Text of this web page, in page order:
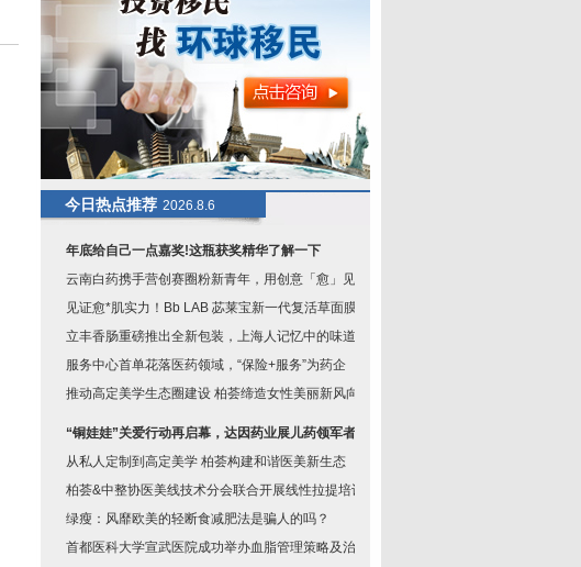
今日热点推荐 2026.8.6
年底给自己一点嘉奖!这瓶获奖精华了解一下
云南白药携手营创赛圈粉新青年，用创意「愈」见未
见证愈*肌实力！Bb LAB 苾莱宝新一代复活草面膜焕
立丰香肠重磅推出全新包装，上海人记忆中的味道又
服务中心首单花落医药领域，“保险+服务”为药企
推动高定美学生态圈建设 柏荟缔造女性美丽新风向
“铜娃娃”关爱行动再启幕，达因药业展儿药领军者
从私人定制到高定美学 柏荟构建和谐医美新生态
柏荟&中整协医美线技术分会联合开展线性拉提培训
绿瘦：风靡欧美的轻断食减肥法是骗人的吗？
首都医科大学宣武医院成功举办血脂管理策略及治疗